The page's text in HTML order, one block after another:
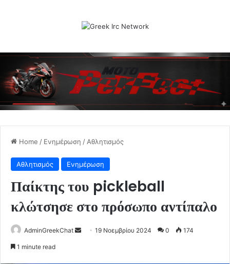
Home / Ενημέρωση / Αθλητισμός
Αθλητισμός Ενημέρωση
Παίκτης του pickleball
κλώτσησε στο πρόσωπο αντίπαλο
AdminGreekChat
Send19 Νοεμβρίου 2024 0 174
1 minute read